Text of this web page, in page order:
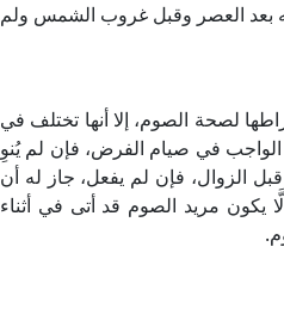
بعد العصر وقبل غروب الشمس ولم
لصحة الصوم، إلا أنها تختلف في
في صيام الفرض، فإن لم يُنوِ
الزوال، فإن لم يفعل، جاز له أن
يكون مريد الصوم قد أتى في أثناء